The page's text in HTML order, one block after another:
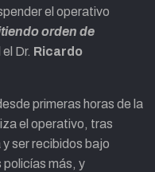
el operativo
orden de
Dr. Ricardo
primeras horas de la
el operativo, tras
ser recibidos bajo
policías más, y